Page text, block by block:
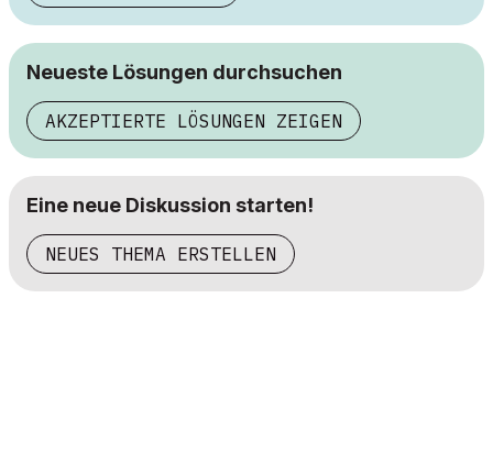
Neueste Lösungen durchsuchen
AKZEPTIERTE LÖSUNGEN ZEIGEN
Eine neue Diskussion starten!
NEUES THEMA ERSTELLEN